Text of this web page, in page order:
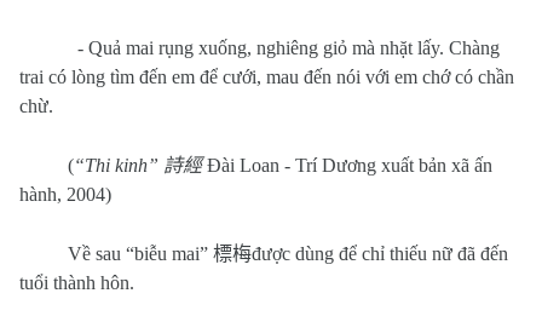
- Quả mai rụng xuống, nghiêng giỏ mà nhặt lấy. Chàng
trai có lòng tìm đến em để cưới, mau đến nói với em chớ có chần
chừ.
(“Thi kinh” 詩經Đài Loan - Trí Dương xuất bản xã ấn
hành, 2004)
Về sau “biễu mai” 標梅được dùng để chỉ thiếu nữ đã đến
tuổi thành hôn.